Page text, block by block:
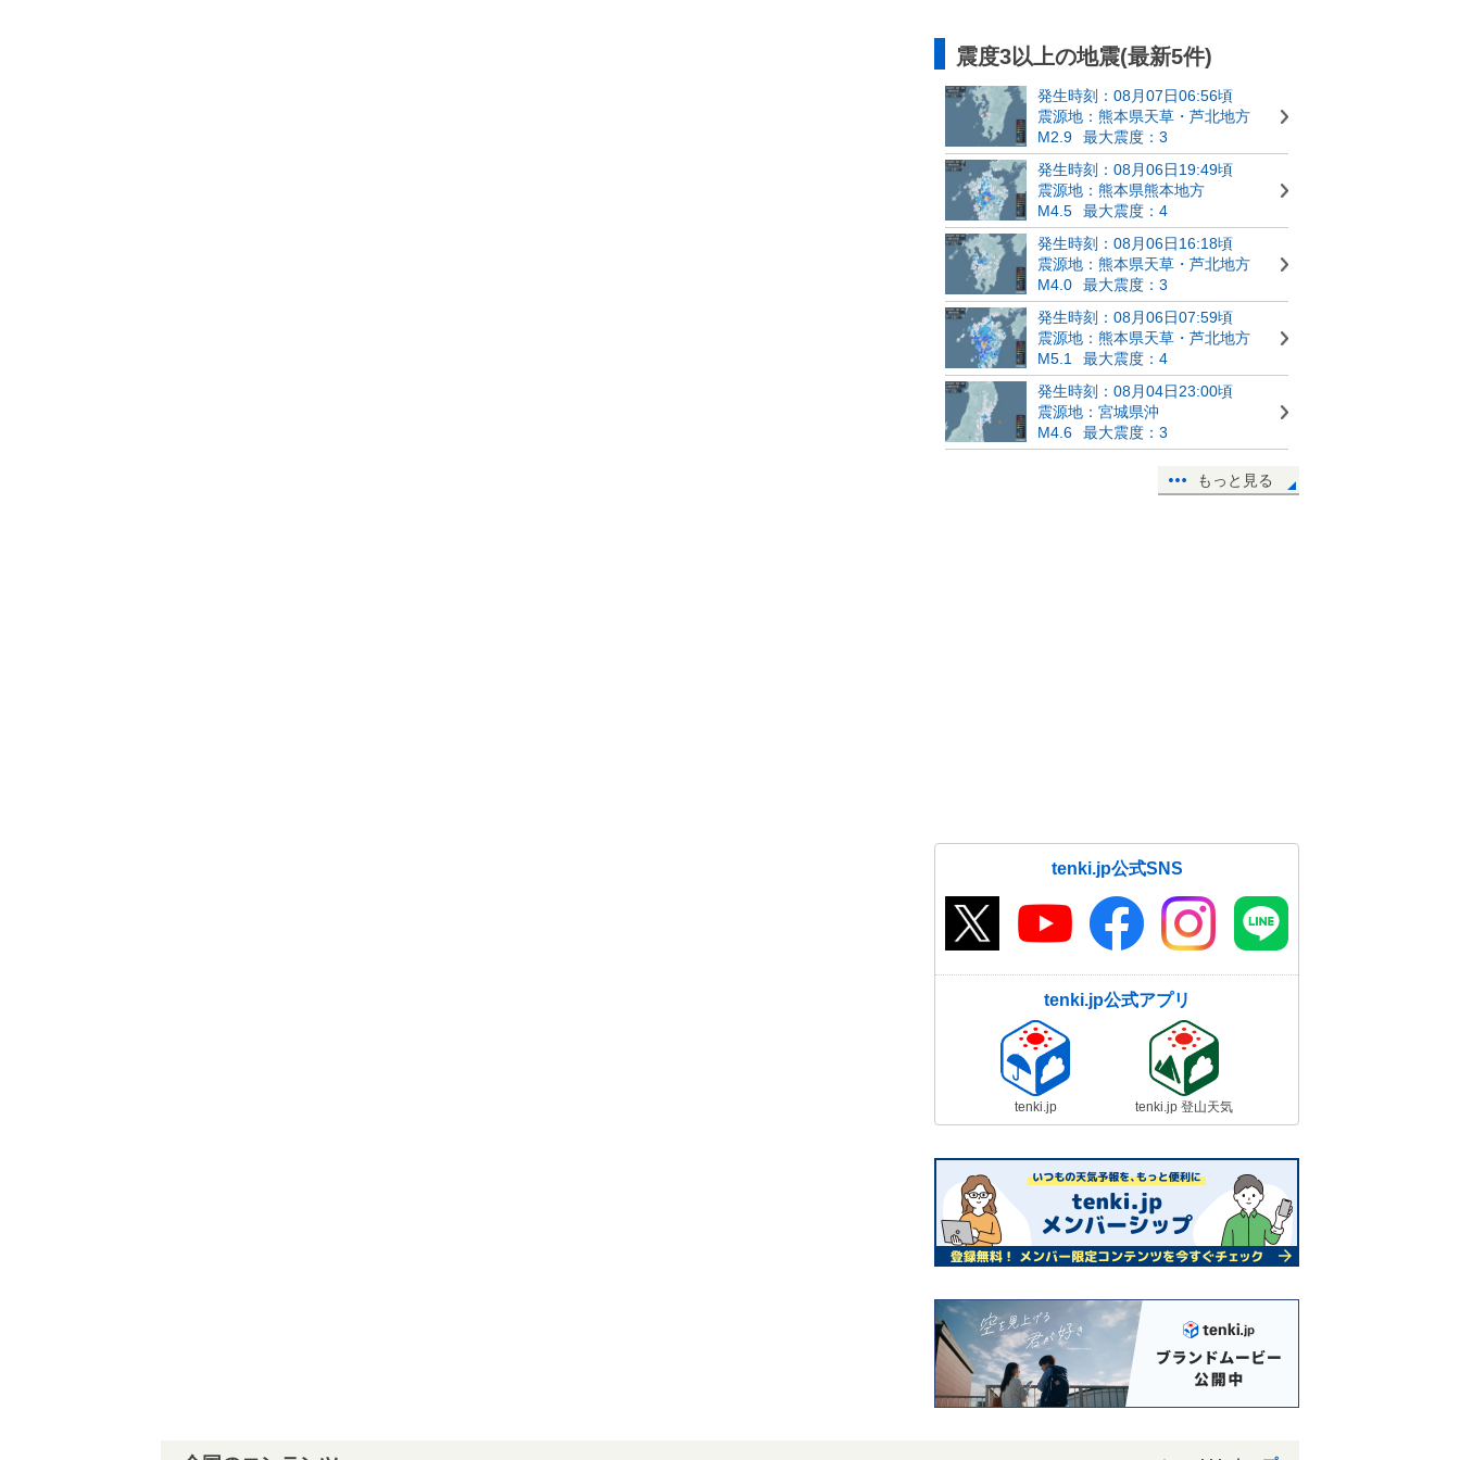
震度3以上の地震(最新5件)
発生時刻：08月07日06:56頃
震源地：熊本県天草・芦北地方
M2.9
最大震度：3
発生時刻：08月06日19:49頃
震源地：熊本県熊本地方
M4.5
最大震度：4
発生時刻：08月06日16:18頃
震源地：熊本県天草・芦北地方
M4.0
最大震度：3
発生時刻：08月06日07:59頃
震源地：熊本県天草・芦北地方
M5.1
最大震度：4
発生時刻：08月04日23:00頃
震源地：宮城県沖
M4.6
最大震度：3
もっと見る
tenki.jp公式SNS
tenki.jp公式アプリ
tenki.jp tenki.jp 登山天気